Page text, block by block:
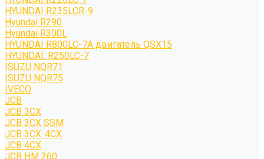
HYUNDAI R235LCR-9
Hyundai R290
Hyundai R300L
HYUNDAI R800LC-7A двигатель QSX15
HYUNDAI: R250LC-7
ISUZU NQR71
ISUZU NQR75
IVECO
JCB
JCB 3CX
JCB 3CX SSM
JCB 3CX-4CX
JCB 4CX
JCB HM 260